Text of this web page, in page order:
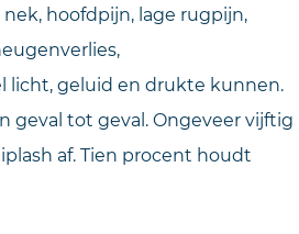
hoofdpijn, lage rugpijn,
licht, geluid en drukte kunnen.
geval tot geval. Ongeveer vijftig
af. Tien procent houdt